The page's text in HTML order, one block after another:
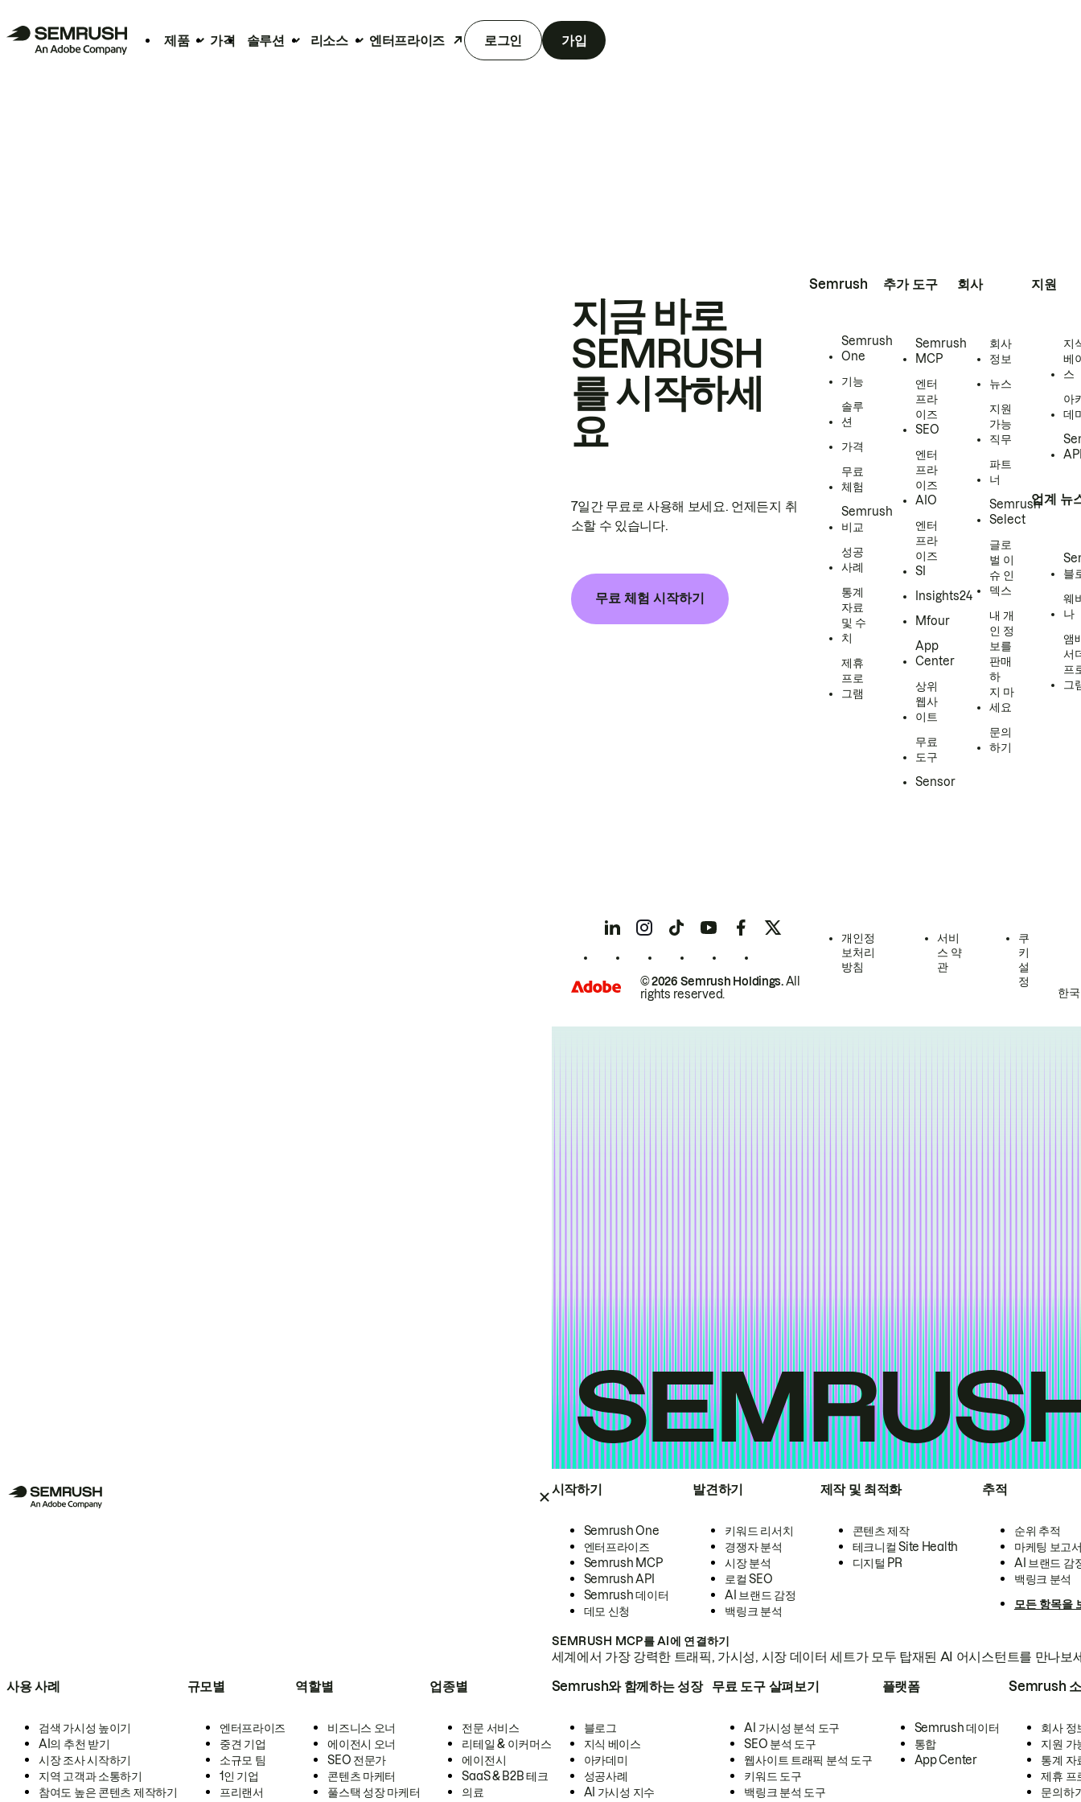
제품 가격 솔루션 리소스 엔터프라이즈 로그인 가입
시작하기
Semrush One
엔터프라이즈
Semrush MCP
Semrush API
Semrush 데이터
데모 신청
발견하기
키워드 리서치
경쟁자 분석
시장 분석
로컬 SEO
AI 브랜드 감정
백링크 분석
제작 및 최적화
콘텐츠 제작
테크니컬 Site Health
디지털 PR
추적
순위 추적
마케팅 보고
AI 브랜드 감
백링크 분석
모든 항목을
SEMRUSH MCP를 AI에 연결하기
세계에서 가장 강력한 트래픽, 가시성, 시장 데이터 세트가 모두 탑재된 AI 어시스턴트를 만나보
사용 사례
검색 가시성 높이기
AI의 추천 받기
시장 조사 시작하기
지역 고객과 소통하기
참여도 높은 콘텐츠 제작하기
규모별
엔터프라이즈
중견 기업
소규모 팀
1인 기업
프리랜서
역할별
비즈니스 오너
에이전시 오너
SEO 전문가
콘텐츠 마케터
풀스택 성장 마케터
업종별
전문 서비스
리테일 & 이커머스
에이전시
SaaS & B2B 테크
의료
Semrush와 함께하는 성장
블로그
지식 베이스
아카데미
성공사례
AI 가시성 지수
무료 도구 살펴보기
AI 가시성 분석 도구
SEO 분석 도구
웹사이트 트래픽 분석 도구
키워드 도구
백링크 분석 도구
플랫폼
Semrush 데이터
통합
App Center
Semrush
회사 정
지원 가
통계 자
제휴 프
문의하
지금 바로
SEMRUSH
를 시작하세
요
7일간 무료로 사용해 보세요. 언제든지 취
소할 수 있습니다.
무료 체험 시작하기
Semrush
Semrush
One
기능
솔루
션
가격
무료
체험
Semrush
비교
성공
사례
통계
자료
및 수
치
제휴
프로
그램
추가 도구
Semrush
MCP
엔터
프라
이즈
SEO
엔터
프라
이즈
AIO
엔터
프라
이즈
SI
Insights24
Mfour
App
Center
상위
웹사
이트
무료
도구
Sensor
회사
회사
정보
뉴스
지원
가능
직무
파트
너
Semrush
Select
글로
벌 이
슈 인
덱스
내 개
인 정
보를
판매
하
지 마
세요
문의
하기
지원
지
베
스
아
데
업계 뉴
블
웨
나
앰
서
프
그
© 2026 Semrush Holdings.All
rights reserved.
개인정
보처리
방침
서비
스 약
관
쿠
키
설
정
한